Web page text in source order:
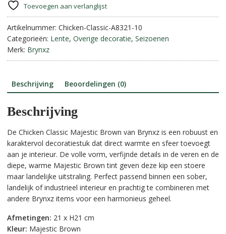
||
Brynxz
aantal
n
t
v
Toevoegen aan verlanglijst
Artikelnummer: Chicken-Classic-A8321-10
Categorieën: Lente, Overige decoratie, Seizoenen
Merk: Brynxz
Beschrijving Beoordelingen (0)
Beschrijving
De Chicken Classic Majestic Brown van Brynxz is een robuust en
karaktervol decoratiestuk dat direct warmte en sfeer toevoegt
aan je interieur. De volle vorm, verfijnde details in de veren en de
diepe, warme Majestic Brown tint geven deze kip een stoere
maar landelijke uitstraling. Perfect passend binnen een sober,
landelijk of industrieel interieur en prachtig te combineren met
andere Brynxz items voor een harmonieus geheel.
Afmetingen: 21 x H21 cm
Kleur: Majestic Brown